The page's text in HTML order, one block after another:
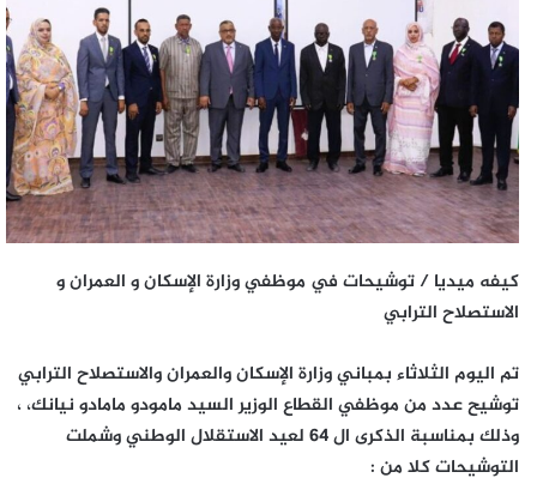
كيفه ميديا / توشيحات في موظفي وزارة الإسكان و العمران و
الاستصلاح الترابي
تم اليوم الثلاثاء بمباني وزارة الإسكان والعمران والاستصلاح الترابي
توشيح عدد من موظفي القطاع الوزير السيد مامودو مامادو نيانك، ،
وذلك بمناسبة الذكرى ال 64 لعيد الاستقلال الوطني وشملت
التوشيحات كلا من :